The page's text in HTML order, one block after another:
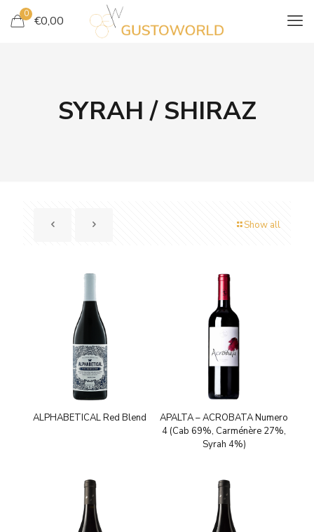
0 €0,00
SYRAH / SHIRAZ
Show all
ALPHABETICAL Red Blend
APALTA – ACROBATA Numero
4 (Cab 69%, Carménère 27%,
Syrah 4%)